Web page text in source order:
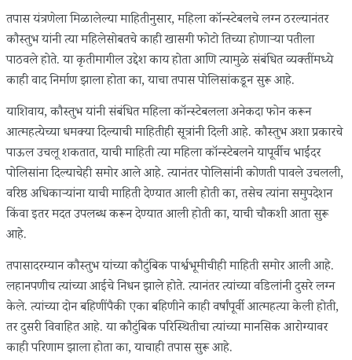
तपास यंत्रणेला मिळालेल्या माहितीनुसार, महिला कॉन्स्टेबलचे लग्न ठरल्यानंतर
कौस्तुभ यांनी त्या महिलेसोबतचे काही खासगी फोटो तिच्या होणाऱ्या पतीला
पाठवले होते. या कृतीमागील उद्देश काय होता आणि त्यामुळे संबंधित व्यक्तींमध्ये
काही वाद निर्माण झाला होता का, याचा तपास पोलिसांकडून सुरू आहे.
याशिवाय, कौस्तुभ यांनी संबंधित महिला कॉन्स्टेबलला अनेकदा फोन करून
आत्महत्येच्या धमक्या दिल्याची माहितीही सूत्रांनी दिली आहे. कौस्तुभ अशा प्रकारचे
पाऊल उचलू शकतात, याची माहिती त्या महिला कॉन्स्टेबलने यापूर्वीच भाईंदर
पोलिसांना दिल्याचेही समोर आले आहे. त्यानंतर पोलिसांनी कोणती पावले उचलली,
वरिष्ठ अधिकाऱ्यांना याची माहिती देण्यात आली होती का, तसेच त्यांना समुपदेशन
किंवा इतर मदत उपलब्ध करून देण्यात आली होती का, याची चौकशी आता सुरू
आहे.
तपासादरम्यान कौस्तुभ यांच्या कौटुंबिक पार्श्वभूमीचीही माहिती समोर आली आहे.
लहानपणीच त्यांच्या आईचे निधन झाले होते. त्यानंतर त्यांच्या वडिलांनी दुसरे लग्न
केले. त्यांच्या दोन बहिणींपैकी एका बहिणीने काही वर्षांपूर्वी आत्महत्या केली होती,
तर दुसरी विवाहित आहे. या कौटुंबिक परिस्थितीचा त्यांच्या मानसिक आरोग्यावर
काही परिणाम झाला होता का, याचाही तपास सुरू आहे.